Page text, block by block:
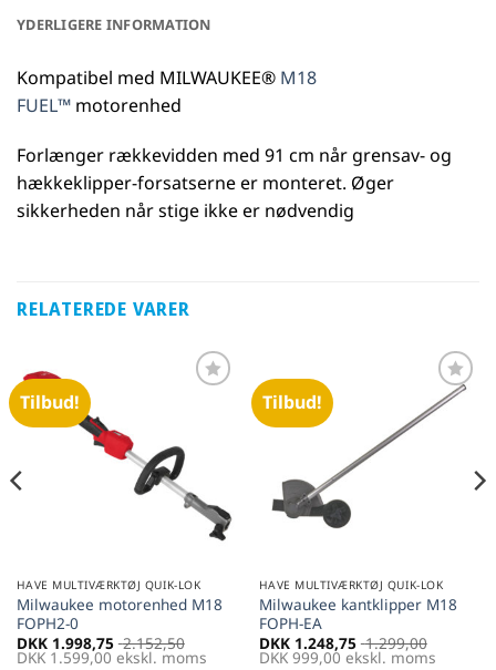
YDERLIGERE INFORMATION
Kompatibel med MILWAUKEE® M18
FUEL™ motorenhed
Forlænger rækkevidden med 91 cm når grensav- og
hækkeklipper-forsatserne er monteret. Øger
sikkerheden når stige ikke er nødvendig
RELATEREDE VARER
Tilbud!
HAVE MULTIVÆRKTØJ QUIK-LOK
Milwaukee motorenhed M18
FOPH2-0
DKK 1.998,75 2.152,50
DKK 1.599,00 ekskl. moms
Tilbud!
Føj til
favoritter
HAVE MULTIVÆRKTØJ QUIK-LOK
Milwaukee kantklipper M18
FOPH-EA
DKK 1.248,75 1.299,00
DKK 999,00 ekskl. moms